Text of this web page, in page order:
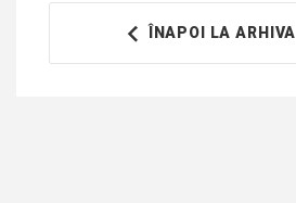
ÎNAPOI LA ARHIVA